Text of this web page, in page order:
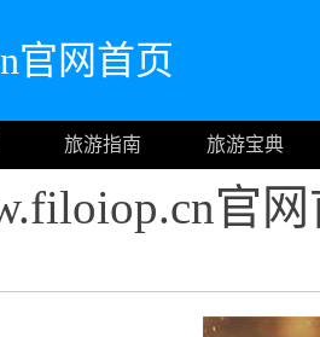
官网首页
旅游指南 旅游宝典
官